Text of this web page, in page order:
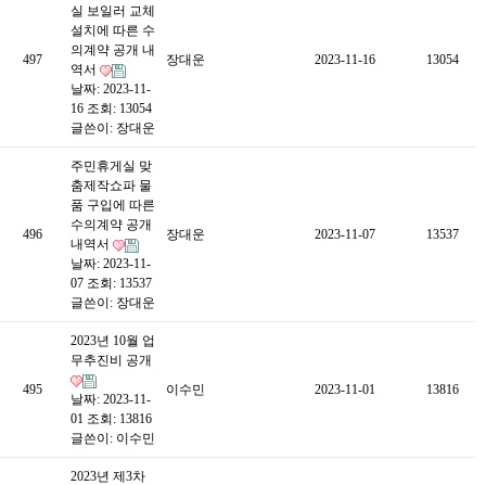
497
실 보일러 교체
설치에 따른 수
의계약 공개 내
역서
날짜: 2023-11-
16 조회: 13054
글쓴이: 장대운
장대운 2023-11-16 13054
496
주민휴게실 맞
춤제작쇼파 물
품 구입에 따른
수의계약 공개
내역서
날짜: 2023-11-
07 조회: 13537
글쓴이: 장대운
장대운 2023-11-07 13537
495
2023년 10월 업
무추진비 공개
날짜: 2023-11-
01 조회: 13816
글쓴이: 이수민
이수민 2023-11-01 13816
2023년 제3차